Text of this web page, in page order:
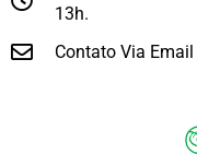
13h.
Contato Via Email